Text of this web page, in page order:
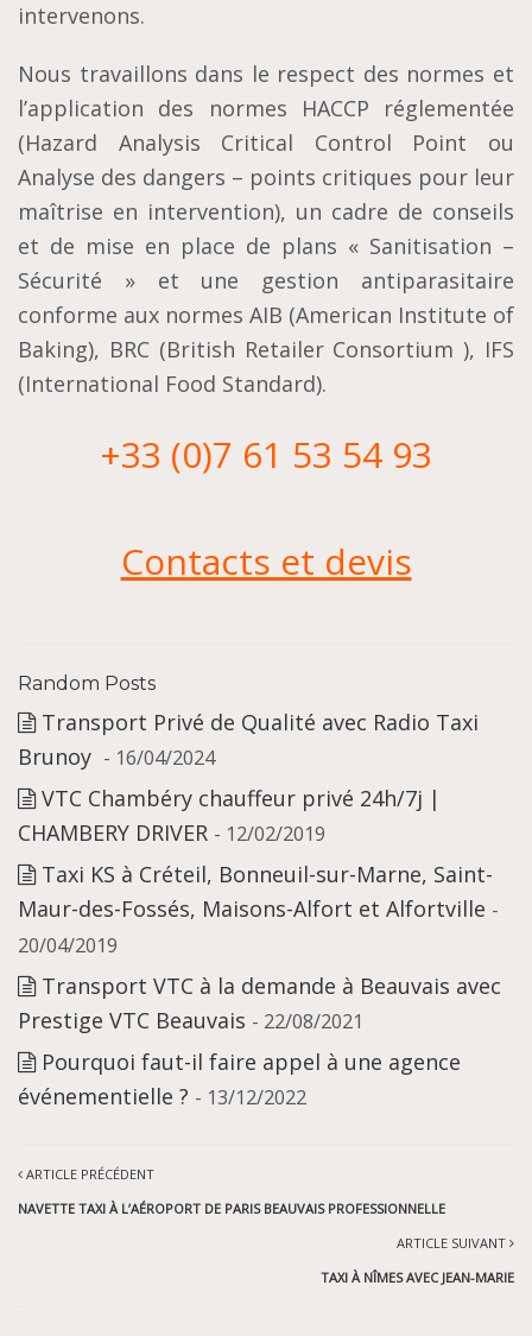
intervenons.
Nous travaillons dans le respect des normes et
l’application des normes HACCP réglementée
(Hazard Analysis Critical Control Point ou
Analyse des dangers – points critiques pour leur
maîtrise en intervention), un cadre de conseils
et de mise en place de plans « Sanitisation –
Sécurité » et une gestion antiparasitaire
conforme aux normes AIB (American Institute of
Baking), BRC (British Retailer Consortium ), IFS
(International Food Standard).
+33 (0)7 61 53 54 93
Contacts et devis
Random Posts
Transport Privé de Qualité avec Radio Taxi
Brunoy - 16/04/2024
VTC Chambéry chauffeur privé 24h/7j |
CHAMBERY DRIVER - 12/02/2019
Taxi KS à Créteil, Bonneuil-sur-Marne, Saint-
Maur-des-Fossés, Maisons-Alfort et Alfortville -
20/04/2019
Transport VTC à la demande à Beauvais avec
Prestige VTC Beauvais - 22/08/2021
Pourquoi faut-il faire appel à une agence
événementielle ? - 13/12/2022
ARTICLE PRÉCÉDENT
NAVETTE TAXI À L’AÉROPORT DE PARIS BEAUVAIS PROFESSIONNELLE
ARTICLE SUIVANT
TAXI À NÎMES AVEC JEAN-MARIE